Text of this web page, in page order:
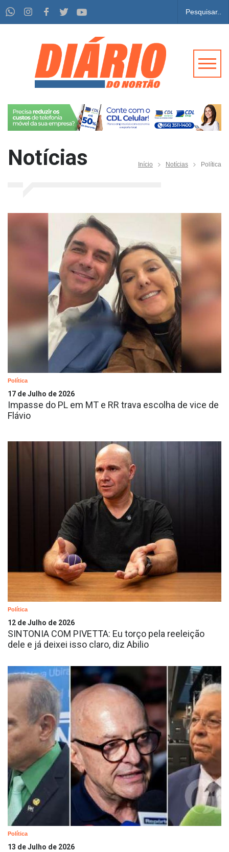
Início Notícias Política
Notícias
Política
17 de Julho de 2026
Impasse do PL em MT e RR trava escolha de vice de
Flávio
Política
12 de Julho de 2026
SINTONIA COM PIVETTA: Eu torço pela reeleição
dele e já deixei isso claro, diz Abilio
Política
13 de Julho de 2026